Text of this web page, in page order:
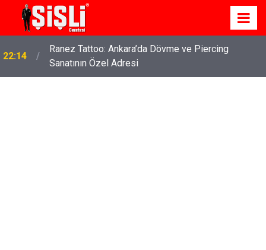
22:14
Ranez Tattoo: Ankara’da Dövme ve Piercing
Sanatının Özel Adresi